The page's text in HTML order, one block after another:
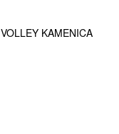
KAMENICA